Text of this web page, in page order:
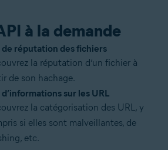
à la demande
de réputation des fichiers
la réputation d’un fichier à
de son hachage.
sur les URL
la catégorisation des URL, y
si elles sont malveillantes, de
etc.